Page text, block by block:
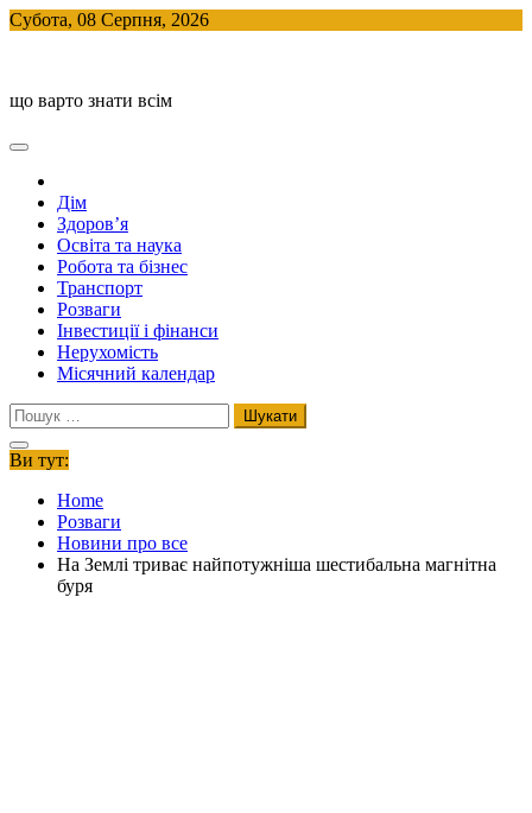
Skip
Субота, 08 Серпня, 2026
що варто знати всім
Дім
Здоров’я
Освіта та наука
Робота та бізнес
Транспорт
Розваги
Інвестиції і фінанси
Нерухомість
Місячний календар
Пошук:
Ви тут:
Home
Розваги
Новини про все
На Землі триває найпотужніша шестибальна магнітна
буря